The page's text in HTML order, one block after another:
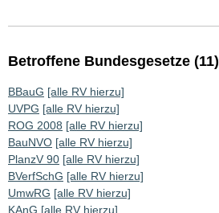
Betroffene Bundesgesetze (11)
BBauG [alle RV hierzu]
UVPG [alle RV hierzu]
ROG 2008 [alle RV hierzu]
BauNVO [alle RV hierzu]
PlanzV 90 [alle RV hierzu]
BVerfSchG [alle RV hierzu]
UmwRG [alle RV hierzu]
KAnG [alle RV hierzu]